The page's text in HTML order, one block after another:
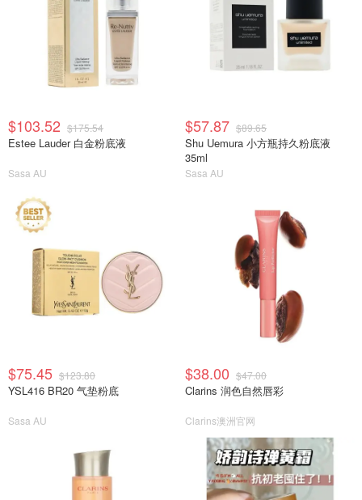
$103.52 $175.54
Estee Lauder 白金粉底液
Sasa AU
$57.87 $89.65
Shu Uemura 小方瓶持久粉底液
35ml
Sasa AU
$75.45 $123.80
YSL416 BR20 气垫粉底
Sasa AU
$38.00 $47.00
Clarins 润色自然唇彩
Clarins澳洲官网